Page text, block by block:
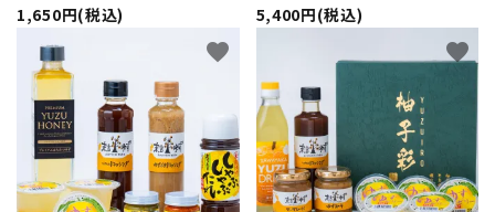
1,650円(税込)
5,400円(税込)
favorite favorite